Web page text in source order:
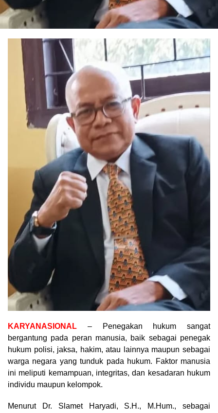
KARYANASIONAL – Penegakan hukum sangat
bergantung pada peran manusia, baik sebagai penegak
hukum polisi, jaksa, hakim, atau lainnya maupun sebagai
warga negara yang tunduk pada hukum. Faktor manusia
ini meliputi kemampuan, integritas, dan kesadaran hukum
individu maupun kelompok.
Menurut Dr. Slamet Haryadi, S.H., M.Hum., sebagai